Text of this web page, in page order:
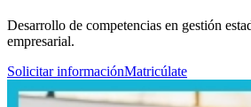
Desarrollo de competencias en gestión
empresarial.
Solicitar informaciónMatricúlate